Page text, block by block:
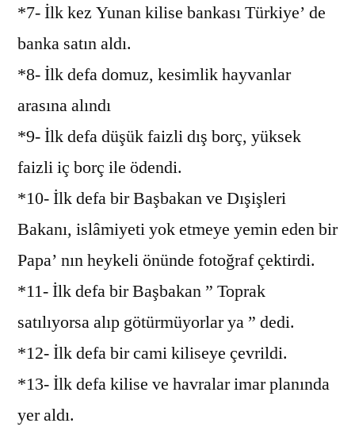
*7- İlk kez Yunan kilise bankası Türkiye’ de
banka satın aldı.
*8- İlk defa domuz, kesimlik hayvanlar
arasına alındı
*9- İlk defa düşük faizli dış borç, yüksek
faizli iç borç ile ödendi.
*10- İlk defa bir Başbakan ve Dışişleri
Bakanı, islâmiyeti yok etmeye yemin eden bir
Papa’ nın heykeli önünde fotoğraf çektirdi.
*11- İlk defa bir Başbakan ” Toprak
satılıyorsa alıp götürmüyorlar ya ” dedi.
*12- İlk defa bir cami kiliseye çevrildi.
*13- İlk defa kilise ve havralar imar planında
yer aldı.